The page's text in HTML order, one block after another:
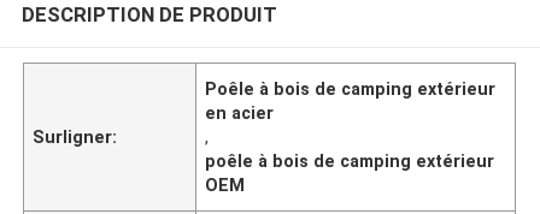
DESCRIPTION DE PRODUIT
Surligner:
Poêle à bois de camping extérieur
en acier
,
poêle à bois de camping extérieur
OEM